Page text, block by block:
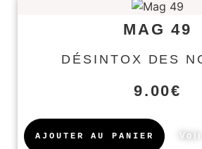
MAG 49
DÉSINTOX DES
9.00€
AJOUTER AU PANIER